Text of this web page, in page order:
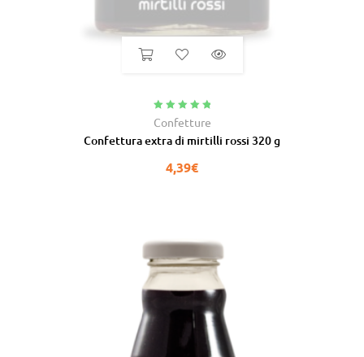
Valutato 5.00
Confetture
Confettura extra di mirtilli rossi 320 g
4,39€